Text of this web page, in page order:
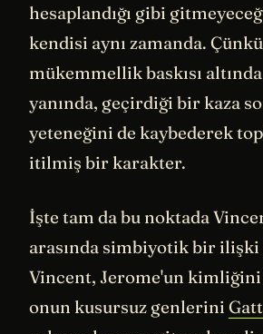
hesaplandığı gibi
kendisi aynı zamanda.
mükemmellik baskısı
yanında, geçirdiği bir kaza
yeteneğini de kaybederek
itilmiş bir karakter.
İşte tam da bu noktada
arasında simbiyotik bir
Vincent, Jerome'un
onun kusursuz genlerini